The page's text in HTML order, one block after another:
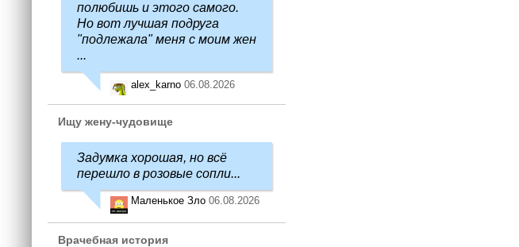
полюбишь и этого самого.
Но вот лучшая подруга
"подлежала" меня с моим жен
...
alex_karno 06.08.2026
Ищу жену-чудовище
Задумка хорошая, но всё
перешло в розовые сопли...
Маленькое Зло 06.08.2026
Врачебная история